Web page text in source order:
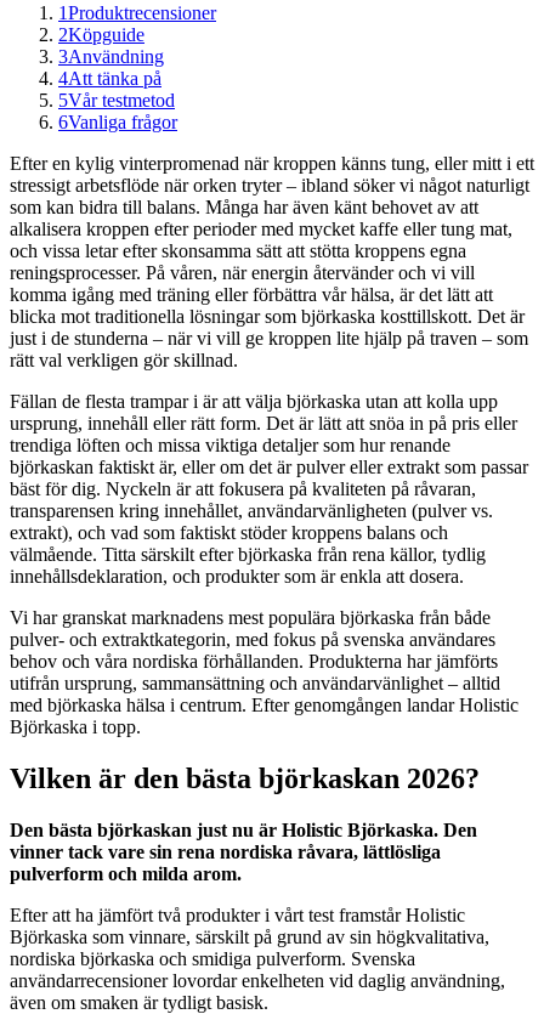
1Produktrecensioner
2Köpguide
3Användning
4Att tänka på
5Vår testmetod
6Vanliga frågor
Efter en kylig vinterpromenad när kroppen känns tung, eller mitt i ett
stressigt arbetsflöde när orken tryter – ibland söker vi något naturligt
som kan bidra till balans. Många har även känt behovet av att
alkalisera kroppen efter perioder med mycket kaffe eller tung mat,
och vissa letar efter skonsamma sätt att stötta kroppens egna
reningsprocesser. På våren, när energin återvänder och vi vill
komma igång med träning eller förbättra vår hälsa, är det lätt att
blicka mot traditionella lösningar som björkaska kosttillskott. Det är
just i de stunderna – när vi vill ge kroppen lite hjälp på traven – som
rätt val verkligen gör skillnad.
Fällan de flesta trampar i är att välja björkaska utan att kolla upp
ursprung, innehåll eller rätt form. Det är lätt att snöa in på pris eller
trendiga löften och missa viktiga detaljer som hur renande
björkaskan faktiskt är, eller om det är pulver eller extrakt som passar
bäst för dig. Nyckeln är att fokusera på kvaliteten på råvaran,
transparensen kring innehållet, användarvänligheten (pulver vs.
extrakt), och vad som faktiskt stöder kroppens balans och
välmående. Titta särskilt efter björkaska från rena källor, tydlig
innehållsdeklaration, och produkter som är enkla att dosera.
Vi har granskat marknadens mest populära björkaska från både
pulver- och extraktkategorin, med fokus på svenska användares
behov och våra nordiska förhållanden. Produkterna har jämförts
utifrån ursprung, sammansättning och användarvänlighet – alltid
med björkaska hälsa i centrum. Efter genomgången landar Holistic
Björkaska i topp.
Vilken är den bästa björkaskan 2026?
Den bästa björkaskan just nu är Holistic Björkaska. Den
vinner tack vare sin rena nordiska råvara, lättlösliga
pulverform och milda arom.
Efter att ha jämfört två produkter i vårt test framstår Holistic
Björkaska som vinnare, särskilt på grund av sin högkvalitativa,
nordiska björkaska och smidiga pulverform. Svenska
användarrecensioner lovordar enkelheten vid daglig användning,
även om smaken är tydligt basisk.